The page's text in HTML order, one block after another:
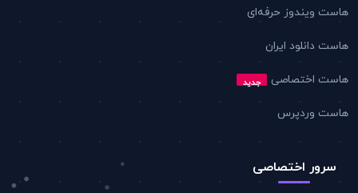
هاست ویندوز حرفه‌ای
هاست دانلود ایران
هاست اختصاصی جدید
هاست وردپرس
سرور اختصاصی